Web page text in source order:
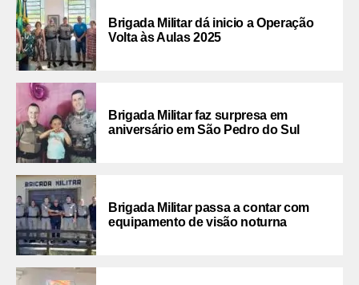
Brigada Militar dá inicio a Operação
Volta às Aulas 2025
Brigada Militar faz surpresa em
aniversário em São Pedro do Sul
Brigada Militar passa a contar com
equipamento de visão noturna